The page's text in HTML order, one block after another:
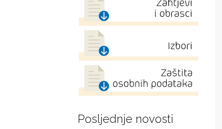
Posljednje novosti